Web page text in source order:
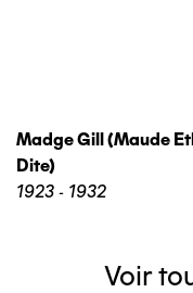
Madge Gill (maude
Dite)
1923 - 1932
Voir